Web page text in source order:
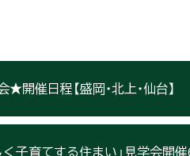
催日程【盛岡・北上・仙台】
子育てする住まい」見学会開